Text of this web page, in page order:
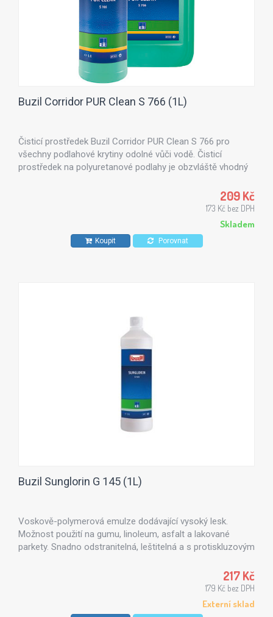
Buzil Corridor PUR Clean S 766 (1L)
Čisticí prostředek Buzil Corridor PUR Clean S 766 pro
všechny podlahové krytiny odolné vůči vodě. Čisticí
prostředek na polyuretanové podlahy je obzvláště vhodný
elastických obkladů ošetřených PUR z linolea a PVC, vinylu
a luxusních obkladů. Také vhodný pro obklady z PE a PP,
stejně jako potěry ze syntetických pryskyřic s a bez PUR.
209 Kč
173 Kč bez DPH
Skladem
Koupit Porovnat
Buzil Sunglorin G 145 (1L)
Voskově-polymerová emulze dodávající vysoký lesk.
Možnost použití na gumu, linoleum, asfalt a lakované
parkety. Snadno odstranitelná, leštitelná a s protiskluzovým
217 Kč
179 Kč bez DPH
Externí sklad